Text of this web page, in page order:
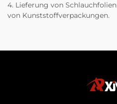
4. Lieferung von
von Kunststoffverpackungen.